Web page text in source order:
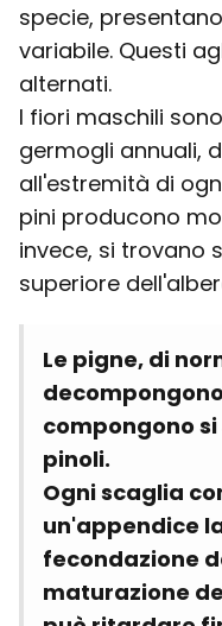
specie,
variabile. Questi
alternati.
I fiori maschili
germogli annuali,
all'estremità di
pini producono
invece, si trovano
superiore
Le pigne, di
compongono
pinoli.
Ogni scaglia
un'appendice
fecondazione
maturazione